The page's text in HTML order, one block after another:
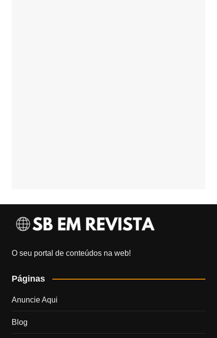
O seu portal de conteúdos na web!
Páginas
Anuncie Aqui
Blog